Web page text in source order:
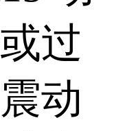
过
动